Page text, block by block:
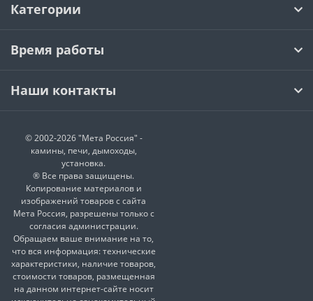
Категории
Время работы
Наши контакты
© 2002-2026 "Мета Россия" -
камины, печи, дымоходы,
установка.
® Все права защищены.
Копирование материалов и
изображений товаров с сайта
Мета Россия, разрешены только с
согласия администрации.
Обращаем ваше внимание на то,
что вся информация: технические
характеристики, наличие товаров,
стоимости товаров, размещенная
на данном интернет-сайте носит